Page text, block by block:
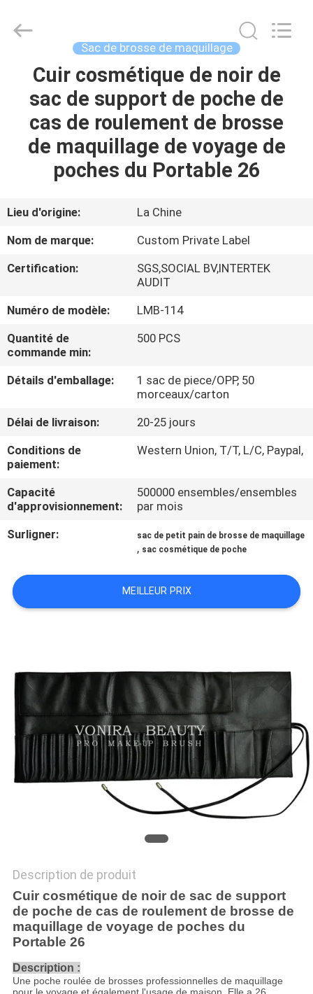
MAISON
PRODUITS
SUJET
DE
NOUS
VISITE
D'USINE
CONTRÔLE
DE
PLAN
DU
SITE
PRIVACY
Chanmy
Cosmetics
Sac de brosse de maquillage
Cuir cosmétique de noir de
sac de support de poche de
cas de roulement de brosse
de maquillage de voyage de
poches du Portable 26
Lieu d'origine:
La Chine
Nom de marque:
Custom Private Label
Certification:
SGS,SOCIAL BV,INTERTEK
AUDIT
Numéro de modèle:
LMB-114
Quantité de
commande min:
500 PCS
Détails d'emballage:
1 sac de piece/OPP, 50
morceaux/carton
Délai de livraison:
20-25 jours
Conditions de
paiement:
Western Union, T/T, L/C, Paypal,
Capacité
d'approvisionnement:
500000 ensembles/ensembles
par mois
Surligner:
sac de petit pain de brosse de maquillage
, sac cosmétique de poche
MEILLEUR PRIX
Description de produit
Cuir cosmétique de noir de sac de support
de poche de cas de roulement de brosse de
maquillage de voyage de poches du
Portable 26
Description :
Une poche roulée de brosses professionnelles de maquillage